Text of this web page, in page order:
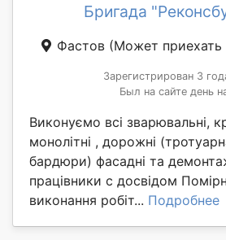
Бригада
Фастов (Может приехать
Зарегистрирован 3
Был на сайте день
Виконуємо всі зварювальні,
монолітні , дорожні
бардюри) фасадні та
працівники с досвідом
виконання робіт... Подробнее